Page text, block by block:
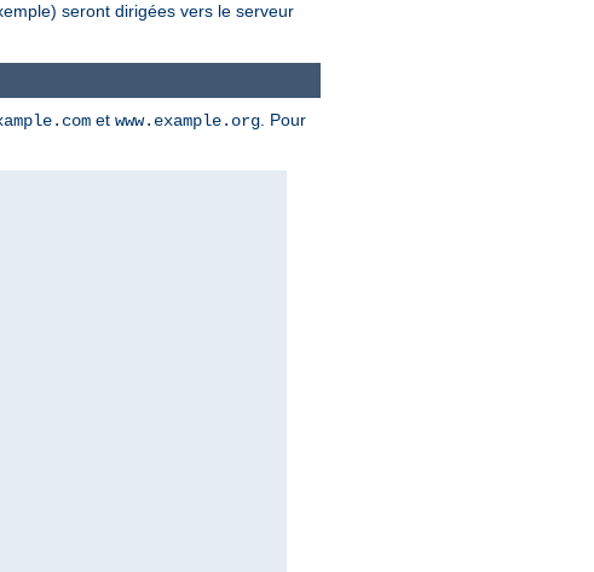
seront dirigées vers le serveur
et www.example.org . Pour